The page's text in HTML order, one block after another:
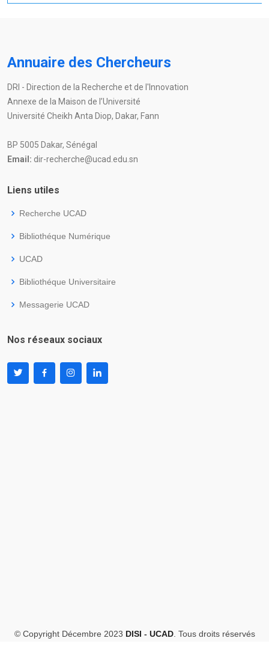
Annuaire des Chercheurs
DRI - Direction de la Recherche et de l'Innovation
Annexe de la Maison de l’Université
Université Cheikh Anta Diop, Dakar, Fann
BP 5005 Dakar, Sénégal
Email: dir-recherche@ucad.edu.sn
Liens utiles
Recherche UCAD
Bibliothéque Numérique
UCAD
Bibliothéque Universitaire
Messagerie UCAD
Nos réseaux sociaux
© Copyright Décembre 2023 DISI - UCAD. Tous droits réservés